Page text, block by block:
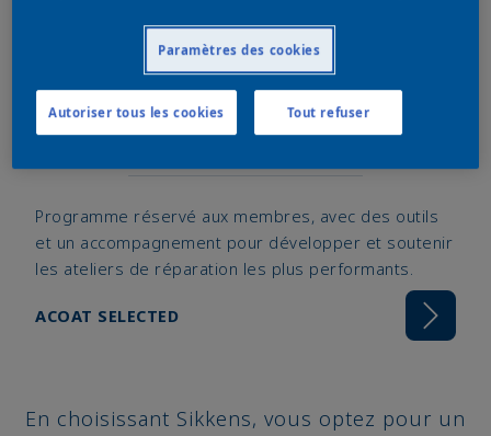
Programme réservé aux membres, avec des outils
et un accompagnement pour développer et soutenir
les ateliers de réparation les plus performants.
ACOAT SELECTED
En choisissant Sikkens, vous optez pour un
Paramètres des cookies
Tout refuser
Autoriser tous les cookies